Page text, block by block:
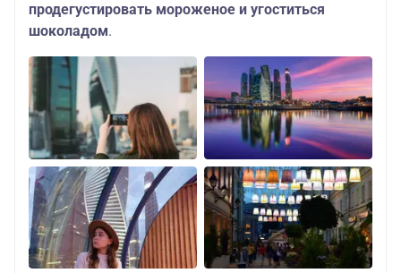
продегустировать мороженое и угоститься
шоколадом.